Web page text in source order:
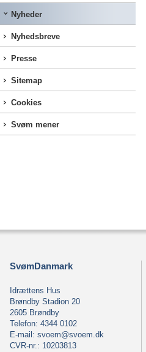
Nyheder
Nyhedsbreve
Presse
Sitemap
Cookies
Svøm mener
SvømDanmark
Idrættens Hus
Brøndby Stadion 20
2605 Brøndby
Telefon: 4344 0102
E-mail: svoem@svoem.dk
CVR-nr.: 10203813